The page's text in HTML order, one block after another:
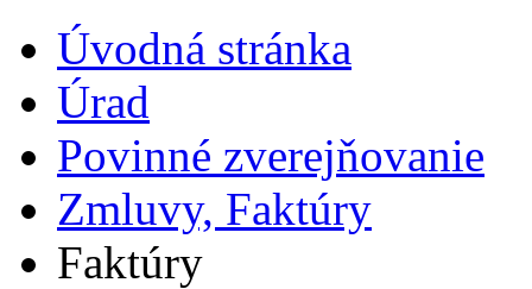
Úvodná stránka
Úrad
Povinné zverejňovanie
Zmluvy, Faktúry
Faktúry